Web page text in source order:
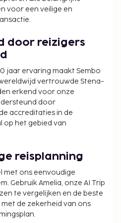
bij de accommodatie te
zijn:
door de stad geïnd
in rekening gebracht.
per seizoen aangepast en
hele jaar lang. Er gelden
uitzonderingen en
meer informatie contact
via de
belasting: van 1
betaal je EUR 0.00
voor maximaal 7
geldt niet voor
jaar.
belasting: van 1 maart
voor een veilige en
door reizigers
jaar ervaring maakt Sembo
vertrouwde Stena-
erkend voor onze
door
accreditaties in de
op het gebied van
reisplanning
met ons eenvoudige
Gebruik Amelia, onze AI Trip
te vergelijken en de beste
met de zekerheid van ons